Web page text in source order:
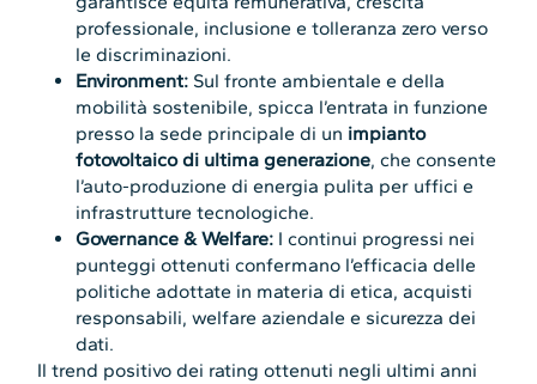
professionale, inclusione e tolleranza zero verso
le discriminazioni.
Environment: Sul fronte ambientale e della
mobilità sostenibile, spicca l’entrata in funzione
presso la sede principale di un impianto
fotovoltaico di ultima generazione, che consente
l’auto-produzione di energia pulita per uffici e
infrastrutture tecnologiche.
Governance & Welfare: I continui progressi nei
punteggi ottenuti confermano l’efficacia delle
politiche adottate in materia di etica, acquisti
responsabili, welfare aziendale e sicurezza dei
dati.
Il trend positivo dei rating ottenuti negli ultimi anni